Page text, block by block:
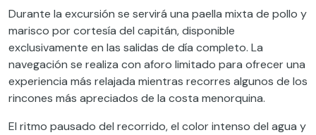
Durante la excursión se servirá una paella mixta de pollo y
marisco por cortesía del capitán, disponible
exclusivamente en las salidas de día completo. La
navegación se realiza con aforo limitado para ofrecer una
experiencia más relajada mientras recorres algunos de los
rincones más apreciados de la costa menorquina.
El ritmo pausado del recorrido, el color intenso del agua y